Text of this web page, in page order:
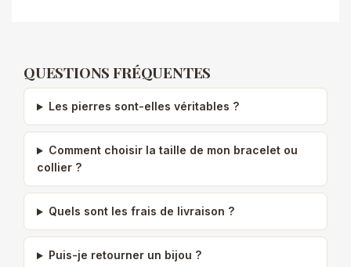
QUESTIONS FRÉQUENTES
Les pierres sont-elles véritables ?
Comment choisir la taille de mon bracelet ou
collier ?
Quels sont les frais de livraison ?
Puis-je retourner un bijou ?